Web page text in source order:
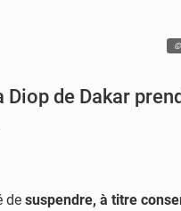
©
de Dakar
de suspendre, à titre